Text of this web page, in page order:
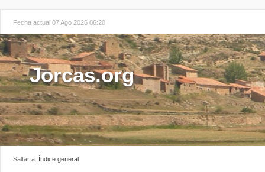
Fecha actual 07 Ago 2026 06:20
Jorcas.org
Saltar a: Índice general